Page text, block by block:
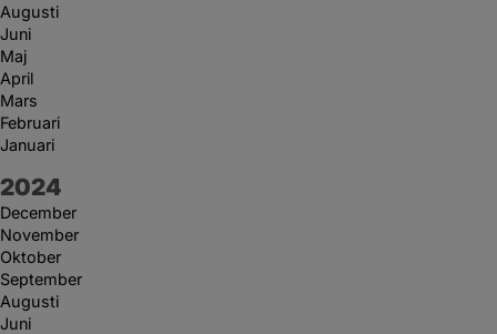
Augusti
Juni
Maj
April
Mars
Februari
Januari
År:
2024
December
November
Oktober
September
Augusti
Juni